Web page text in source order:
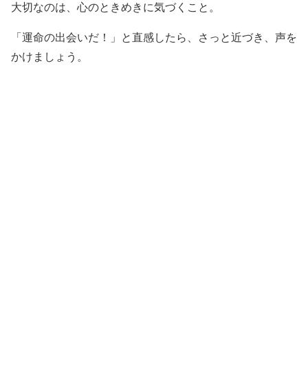
大切なのは、心のときめきに気づくこと。
「運命の出会いだ！」と直感したら、さっと近づき、声を
かけましょう。